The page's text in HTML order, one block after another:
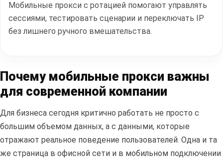
Мобильные прокси с ротацией помогают управлять
сессиями, тестировать сценарии и переключать IP
без лишнего ручного вмешательства.
Почему мобильные прокси важны
для современной компании
Для бизнеса сегодня критично работать не просто с
большим объемом данных, а с данными, которые
отражают реальное поведение пользователей. Одна и та
же страница в офисной сети и в мобильном подключении